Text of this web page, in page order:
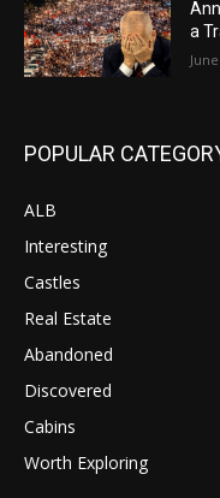
a
POPULAR
ALB
Interesting
Castles
Real Estate
Abandoned
Discovered
Cabins
Worth Exploring